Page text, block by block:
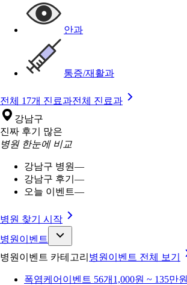
안과
통증/재활과
전체 17개 진료과전체 진료과
강남구
진짜 후기 많은
병원 한눈에 비교
강남구 병원—
강남구 후기 —
오늘 이벤트—
병원 찾기 시작
병원이벤트
병원이벤트 카테고리 병원이벤트 전체 보기
폭염케어 이벤트 56개 1,000원 ~ 135만원